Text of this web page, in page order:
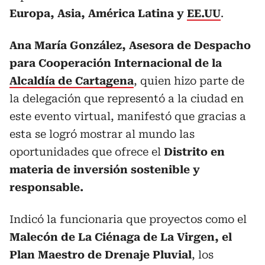
Europa, Asia, América Latina y EE.UU.
Ana María González, Asesora de Despacho
para Cooperación Internacional de la
Alcaldía de Cartagena, quien hizo parte de
la delegación que representó a la ciudad en
este evento virtual, manifestó que gracias a
esta se logró mostrar al mundo las
oportunidades que ofrece el Distrito en
materia de inversión sostenible y
responsable.
Indicó la funcionaria que proyectos como el
Malecón de La Ciénaga de La Virgen, el
Plan Maestro de Drenaje Pluvial, los